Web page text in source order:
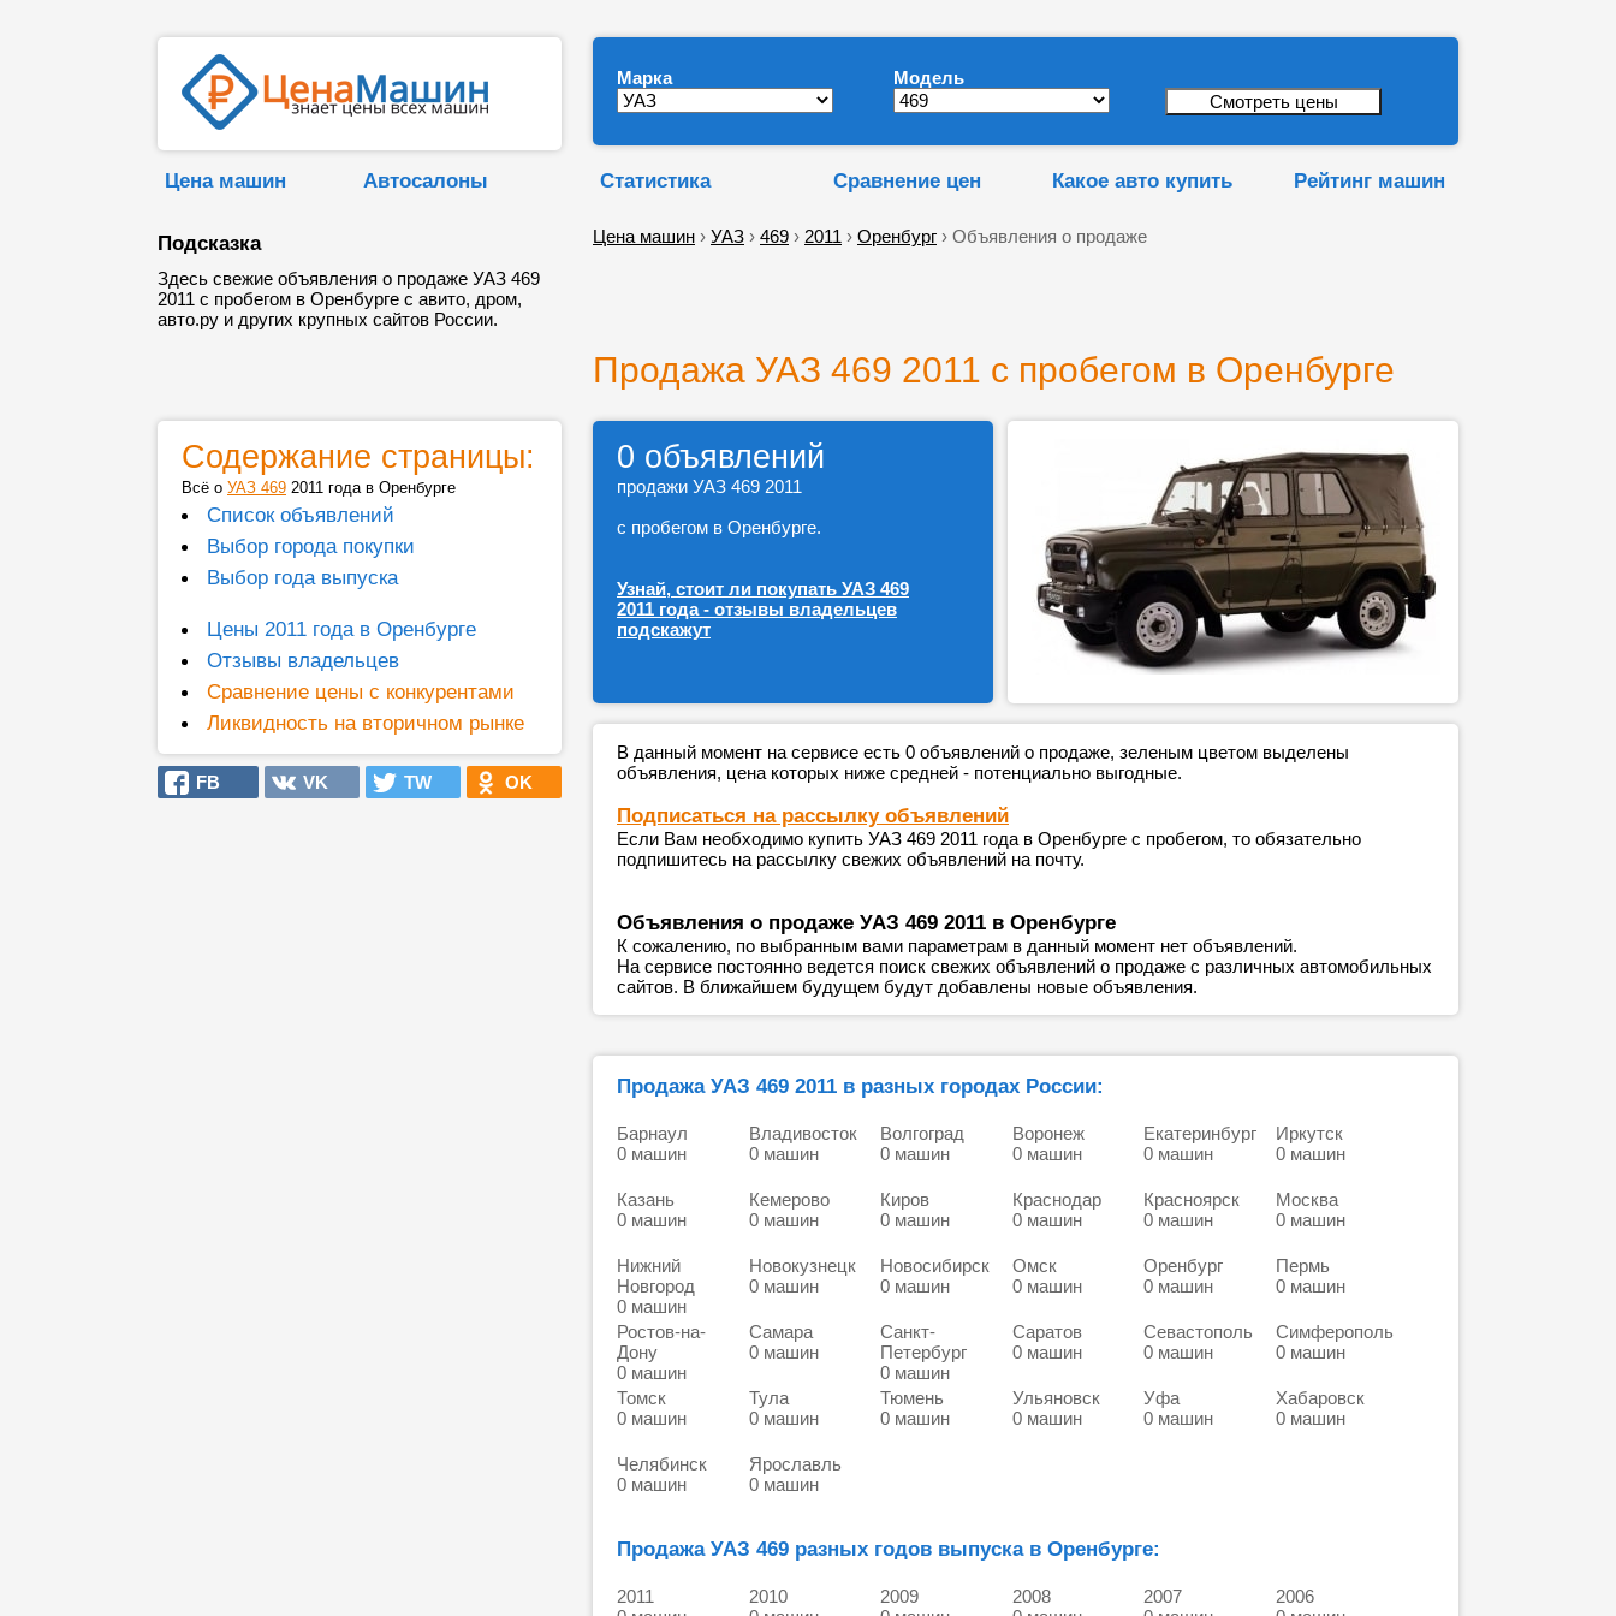
Марка Модель
Цена машин Автосалоны Статистика Сравнение цен Какое авто купить Рейтинг машин
Подсказка
Здесь свежие объявления о продаже УАЗ 469
2011 с пробегом в Оренбурге с авито, дром,
авто.ру и других крупных сайтов России.
Цена машин › УАЗ › 469 › 2011 › Оренбург › Объявления о продаже
Продажа УАЗ 469 2011 с пробегом в Оренбурге
Содержание страницы:
Всё о УАЗ 469 2011 года в Оренбурге
Список объявлений
Выбор города покупки
Выбор года выпуска
Цены 2011 года в Оренбурге
Отзывы владельцев
Сравнение цены с конкурентами
Ликвидность на вторичном рынке
FB VK TW OK
0 объявлений
продажи УАЗ 469 2011
с пробегом в Оренбурге.
Узнай, стоит ли покупать УАЗ 469
2011 года - отзывы владельцев
подскажут
В данный момент на сервисе есть 0 объявлений о продаже, зеленым цветом выделены
объявления, цена которых ниже средней - потенциально выгодные.
Подписаться на рассылку объявлений
Если Вам необходимо купить УАЗ 469 2011 года в Оренбурге с пробегом, то обязательно
подпишитесь на рассылку свежих объявлений на почту.
Объявления о продаже УАЗ 469 2011 в Оренбурге
К сожалению, по выбранным вами параметрам в данный момент нет объявлений.
На сервисе постоянно ведется поиск свежих объявлений о продаже с различных автомобильных
сайтов. В ближайшем будущем будут добавлены новые объявления.
Продажа УАЗ 469 2011 в разных городах России:
Барнаул
0 машин
Владивосток
0 машин
Волгоград
0 машин
Воронеж
0 машин
Екатеринбург
0 машин
Иркутск
0 машин
Казань
0 машин
Кемерово
0 машин
Киров
0 машин
Краснодар
0 машин
Красноярск
0 машин
Москва
0 машин
Нижний
Новгород
0 машин
Новокузнецк
0 машин
Новосибирск
0 машин
Омск
0 машин
Оренбург
0 машин
Пермь
0 машин
Ростов-на-
Дону
0 машин
Самара
0 машин
Санкт-
Петербург
0 машин
Саратов
0 машин
Севастополь
0 машин
Симферополь
0 машин
Томск
0 машин
Тула
0 машин
Тюмень
0 машин
Ульяновск
0 машин
Уфа
0 машин
Хабаровск
0 машин
Челябинск
0 машин
Ярославль
0 машин
Продажа УАЗ 469 разных годов выпуска в Оренбурге:
2011
2010
2009
2008
2007
2006